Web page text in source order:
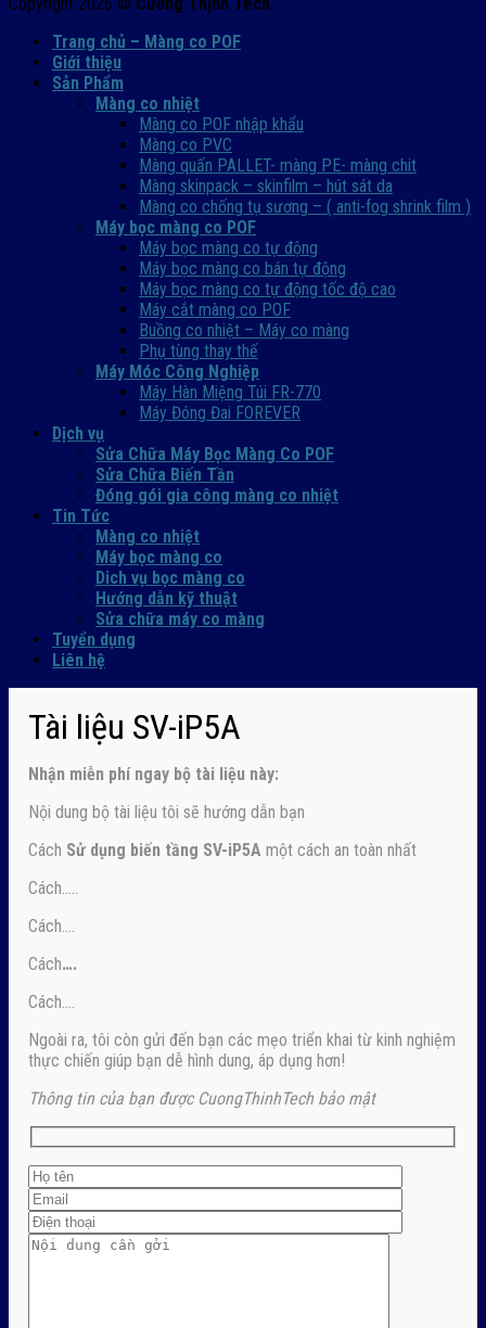
Trang chủ – Màng co POF
Giới thiệu
Sản Phẩm
Màng co nhiệt
Màng co POF nhập khẩu
Màng co PVC
Màng quấn PALLET- màng PE- màng chit
Màng skinpack – skinfilm – hút sát da
Màng co chống tụ sương – ( anti-fog shrink film )
Máy bọc màng co POF
Máy bọc màng co tự động
Máy bọc màng co bán tự động
Máy bọc màng co tự động tốc độ cao
Máy cắt màng co POF
Buồng co nhiệt – Máy co màng
Phụ tùng thay thế
Máy Móc Công Nghiệp
Máy Hàn Miệng Túi FR-770
Máy Đóng Đai FOREVER
Dịch vụ
Sửa Chữa Máy Bọc Màng Co POF
Sửa Chữa Biến Tần
Đóng gói gia công màng co nhiệt
Tin Tức
Màng co nhiệt
Máy bọc màng co
Dich vụ bọc màng co
Hướng dẫn kỹ thuật
Sửa chữa máy co màng
Tuyển dụng
Liên hệ
Tài liệu SV-iP5A
Nhận miễn phí ngay bộ tài liệu này:
Nội dung bộ tài liệu tôi sẽ hướng dẫn bạn
Cách Sử dụng biến tầng SV-iP5A một cách an toàn nhất
Cách…..
Cách….
Cách….
Cách….
Ngoài ra, tôi còn gửi đến bạn các mẹo triển khai từ kinh nghiệm
thực chiến giúp bạn dễ hình dung, áp dụng hơn!
Thông tin của bạn được CuongThinhTech bảo mật